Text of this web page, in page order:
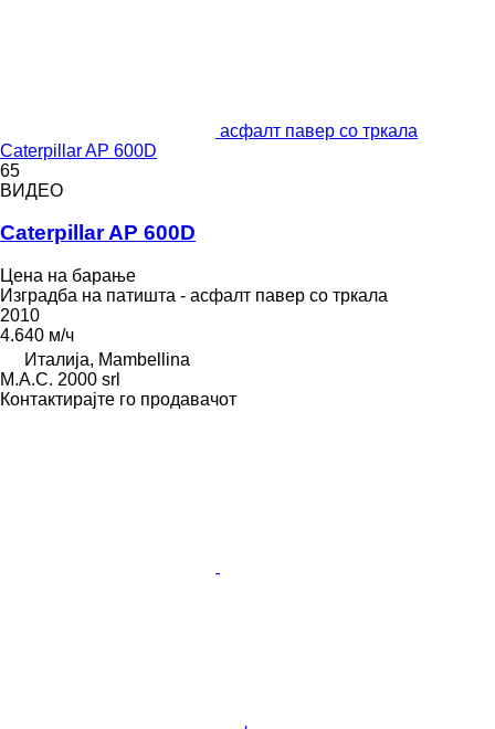
асфалт павер со тркала
Caterpillar AP 600D
65
ВИДЕО
Caterpillar AP 600D
Цена на барање
Изградба на патишта - асфалт павер со тркала
2010
4.640 м/ч
Италија, Mambellina
M.A.C. 2000 srl
Контактирајте го продавачот